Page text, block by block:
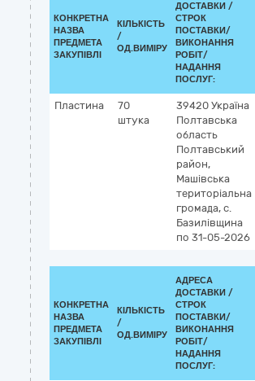
КОНКРЕТНА
НАЗВА
ПРЕДМЕТА
ЗАКУПІВЛІ
КІЛЬКІСТЬ
/
ОД.ВИМІРУ
ДОСТАВКИ /
СТРОК
ПОСТАВКИ/
ВИКОНАННЯ
РОБІТ/
НАДАННЯ
ПОСЛУГ:
Пластина
70
штука
39420 Україна
Полтавська
область
Полтавський
район,
Машівська
територіальна
громада, с.
Базилівщина
по 31-05-2026
КОНКРЕТНА
НАЗВА
ПРЕДМЕТА
ЗАКУПІВЛІ
КІЛЬКІСТЬ
/
ОД.ВИМІРУ
АДРЕСА
ДОСТАВКИ /
СТРОК
ПОСТАВКИ/
ВИКОНАННЯ
РОБІТ/
НАДАННЯ
ПОСЛУГ: